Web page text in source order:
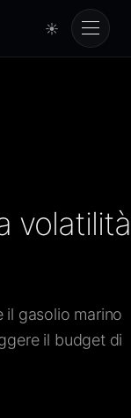
☀
volatilità
il gasolio marino
il budget di